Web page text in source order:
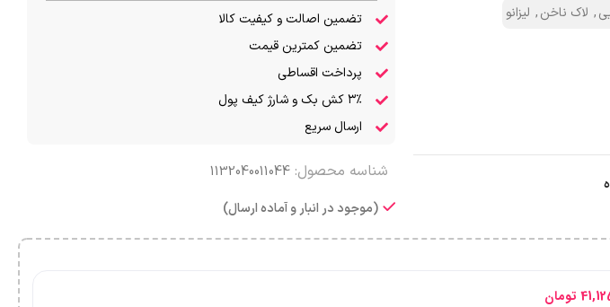
, لاک ناخن, لیزانو
تضمین اصالت و کیفیت کالا
تضمین کمترین قیمت
پرداخت اقساطی
۳٪ کش بک و شارژ کیف پول
ارسال سریع
شناسه محصول: 1132040011044
(موجود در انبار و آماده ارسال)
تومان